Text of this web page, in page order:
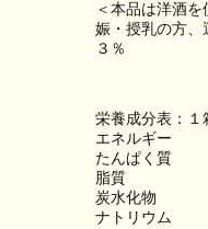
＜本品は洋酒
娠・授乳の方、
３％
栄養成分表：１
エネルギー　
たんぱく質　
脂質　　　　
炭水化物　　
ナトリウム　　